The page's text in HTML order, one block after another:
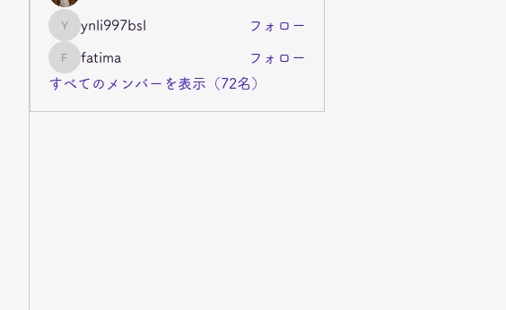
ynli997bsl
ynli997bsl フォロー
fatima
fatima
フォロー
すべてのメンバーを表示（72名）